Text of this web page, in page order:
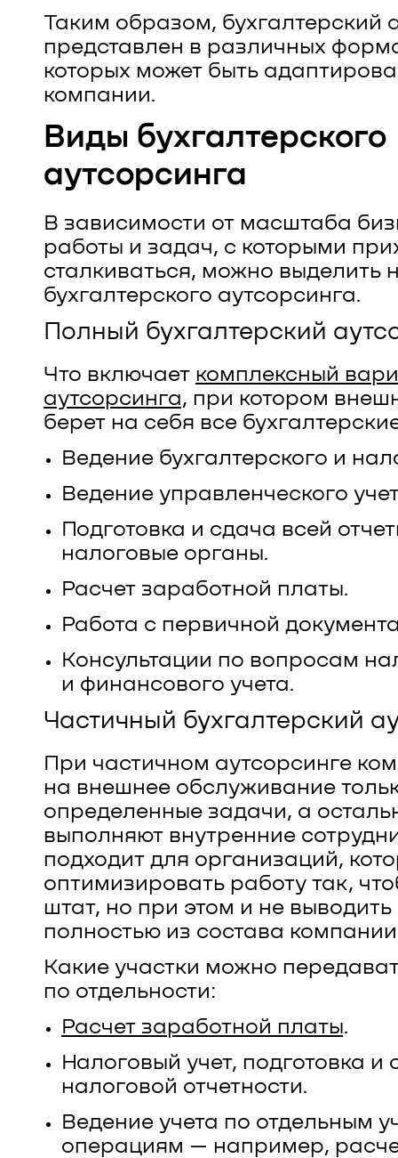
Таким образом, бухгалтерский
представлен в различных
которых может быть
компании.
Виды бухгалтерского
аутсорсинга
В зависимости от масштаба
работы и задач, с которыми
сталкиваться, можно выделить
бухгалтерского аутсорсинга.
Полный бухгалтерский
Что включает комплексный
аутсорсинга, при котором
берет на себя все
Ведение бухгалтерского и
Ведение управленческого
Подготовка и сдача всей
налоговые органы.
Расчет заработной платы.
Работа с первичной
Консультации по вопросам
и финансового учета.
Частичный бухгалтерский
При частичном аутсорсинге
на внешнее обслуживание
определенные задачи, а
выполняют внутренние
подходит для организаций,
оптимизировать работу так,
штат, но при этом и не
полностью из состава
Какие участки можно
по отдельности:
Расчет заработной платы.
Налоговый учет, подготовка и
налоговой отчетности.
Ведение учета по отдельным
операциям — например,